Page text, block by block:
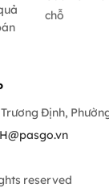
chỗ
Định,
reserved